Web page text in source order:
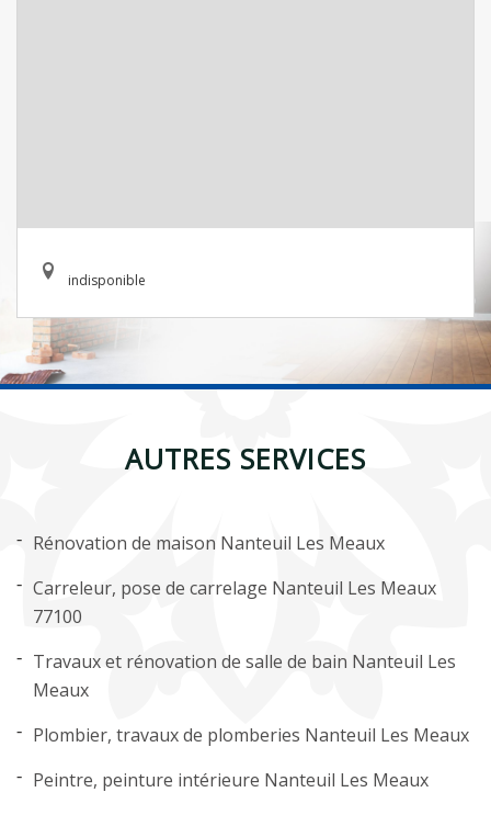
indisponible
AUTRES SERVICES
Rénovation de maison Nanteuil Les Meaux
Carreleur, pose de carrelage Nanteuil Les Meaux
77100
Travaux et rénovation de salle de bain Nanteuil Les
Meaux
Plombier, travaux de plomberies Nanteuil Les Meaux
Peintre, peinture intérieure Nanteuil Les Meaux